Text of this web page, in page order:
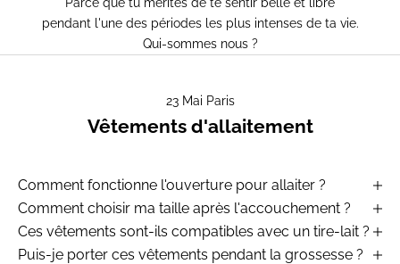
pendant l'une des périodes les plus intenses de ta vie.
Qui-sommes nous ?
23 Mai Paris
Vêtements d'allaitement
Comment fonctionne l'ouverture pour allaiter ?
Comment choisir ma taille après l'accouchement ?
Ces vêtements sont-ils compatibles avec un tire-lait ?
Puis-je porter ces vêtements pendant la grossesse ?